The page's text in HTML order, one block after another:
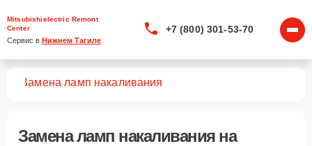
Mitsubishielectric Remont
Center
Сервис в Нижнем Тагиле
+7 (800) 301-53-70
Замена ламп накаливания
Замена ламп накаливанияна